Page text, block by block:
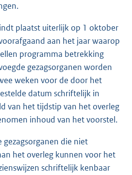
plaatst uiterlijk op 1 oktober
aan het jaar waarop
programma betrekking
gezagsorganen worden
weken voor de door het
datum schriftelijk in
van het tijdstip van het overleg
inhoud van het voorstel.
gezagsorganen die niet
het overleg kunnen voor het
schriftelijk kenbaar